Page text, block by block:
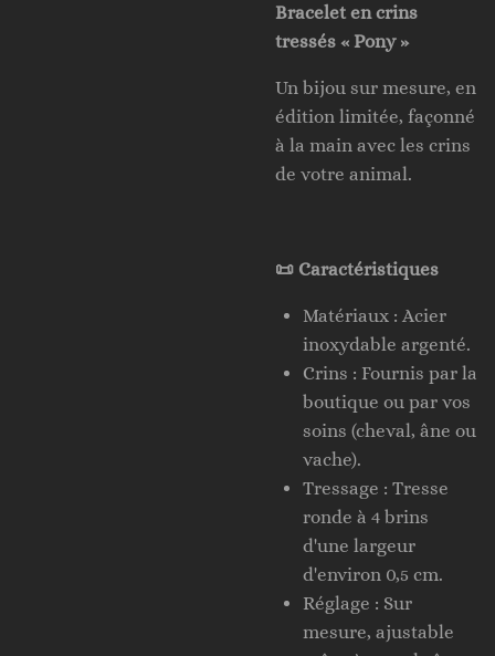
Bracelet en crins
tressés « Pony »
Un bijou sur mesure, en
édition limitée, façonné
à la main avec les crins
de votre animal.
📜 Caractéristiques
Matériaux : Acier
inoxydable argenté.
Crins : Fournis par la
boutique ou par vos
soins (cheval, âne ou
vache).
Tressage : Tresse
ronde à 4 brins
d'une largeur
d'environ 0,5 cm.
Réglage : Sur
mesure, ajustable